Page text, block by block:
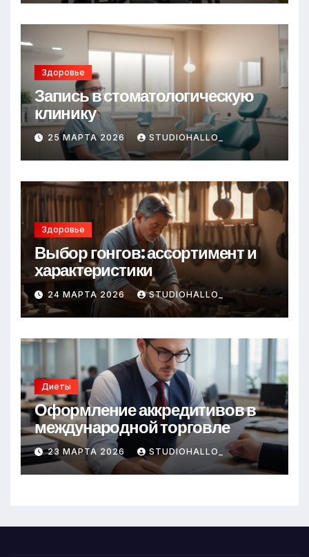
Здоровье
Запись в стоматологическую
клинику
25 МАРТА 2026 STUDIOHALLO_
Здоровье
Выбор гонгов: ассортимент и
характеристики
24 МАРТА 2026 STUDIOHALLO_
Диеты
Оформление аккредитивов в
международной торговле
23 МАРТА 2026 STUDIOHALLO_